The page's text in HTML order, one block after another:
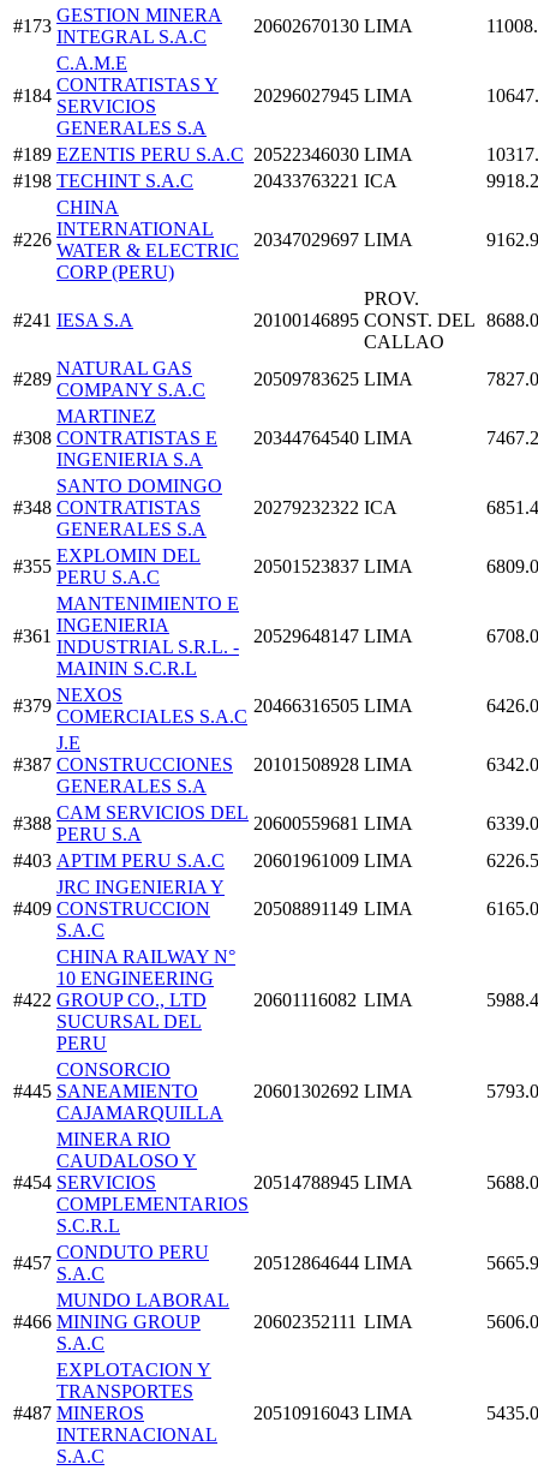
#173
GESTION MINERA
INTEGRAL S.A.C
20602670130 LIMA
#184
C.A.M.E
CONTRATISTAS Y
SERVICIOS
GENERALES S.A
20296027945 LIMA
#189 EZENTIS PERU S.A.C 20522346030 LIMA
#198 TECHINT S.A.C 20433763221 ICA
#226
CHINA
INTERNATIONAL
WATER & ELECTRIC
CORP (PERU)
20347029697 LIMA
#241 IESA S.A 20100146895
PROV.
CONST. DEL
CALLAO
#289
NATURAL GAS
COMPANY S.A.C
20509783625 LIMA
#308
MARTINEZ
CONTRATISTAS E
INGENIERIA S.A
20344764540 LIMA
#348
SANTO DOMINGO
CONTRATISTAS
GENERALES S.A
20279232322 ICA
#355
EXPLOMIN DEL
PERU S.A.C
20501523837 LIMA
#361
MANTENIMIENTO E
INGENIERIA
INDUSTRIAL S.R.L. -
MAININ S.C.R.L
20529648147 LIMA
#379
NEXOS
COMERCIALES S.A.C
20466316505 LIMA
#387
J.E
CONSTRUCCIONES
GENERALES S.A
20101508928 LIMA
#388
CAM SERVICIOS DEL
PERU S.A
20600559681 LIMA
#403 APTIM PERU S.A.C 20601961009 LIMA
#409
JRC INGENIERIA Y
CONSTRUCCION
S.A.C
20508891149 LIMA
#422
CHINA RAILWAY N°
10 ENGINEERING
GROUP CO., LTD
SUCURSAL DEL
PERU
20601116082 LIMA
#445
CONSORCIO
SANEAMIENTO
CAJAMARQUILLA
20601302692 LIMA
#454
MINERA RIO
CAUDALOSO Y
SERVICIOS
COMPLEMENTARIOS
S.C.R.L
20514788945 LIMA
#457
CONDUTO PERU
S.A.C
20512864644 LIMA
#466
MUNDO LABORAL
MINING GROUP
S.A.C
20602352111 LIMA
#487
EXPLOTACION Y
TRANSPORTES
MINEROS
INTERNACIONAL
S.A.C
20510916043 LIMA